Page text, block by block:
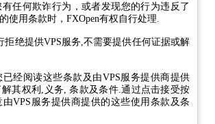
任何欺诈行为，或者发现您的行为违反了
使用条款时，FXOpen有权自行处理.
拒绝提供VPS服务,不需要提供任何证据或解
经阅读这些条款及由VPS服务提供商提供
其权利,义务, 条款及条件.通过点击接受按
VPS服务提供商提供的这些使用条款及条